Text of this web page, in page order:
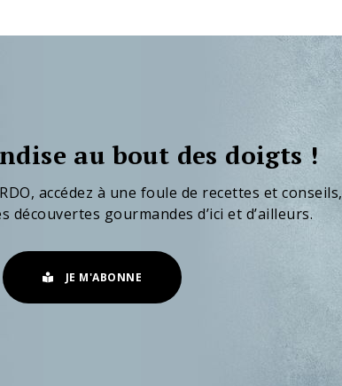
au bout des doigts !
accédez à une foule de recettes et conseils,
découvertes gourmandes d’ici et d’ailleurs.
JE M'ABONNE